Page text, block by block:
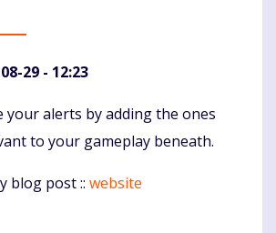
29 - 12:23
your alerts by adding the ones
to your gameplay beneath.
blog post :: website